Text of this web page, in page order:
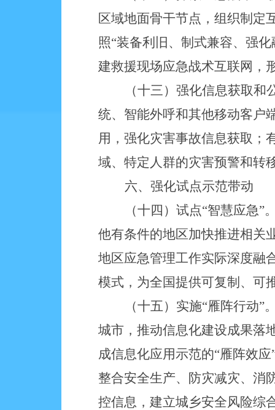
区域地面骨干节点，组织制定
照“装备利旧、制式兼容、强
建救援现场应急战术互联网，
（十三）强化信息获取
统、智能外呼和其他移动客户
用，强化灾害事故信息获取；
域、特定人群的灾害预警和转
六、强化试点示范带动
（十四）试点“智慧应急”
他有条件的地区加快推进相关
地区应急管理工作实际深度融
模式，为全国提供可复制、可
（十五）实施“雁阵行动”
城市，推动信息化建设成果落
成信息化应用示范的“雁阵效
整合安全生产、防灾减灾、消
控信息，建立城乡安全风险综